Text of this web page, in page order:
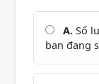
A. Số
bạn đang